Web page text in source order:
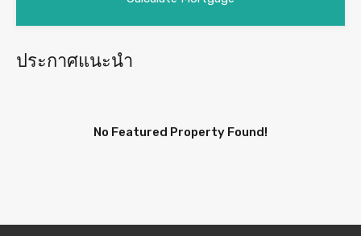
ประกาศแนะนำ
No Featured Property Found!